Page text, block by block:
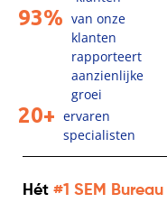
93% van onze
klanten
rapporteert
aanzienlijke
groei
20+ ervaren
specialisten
Hét #1 SEM Bureau